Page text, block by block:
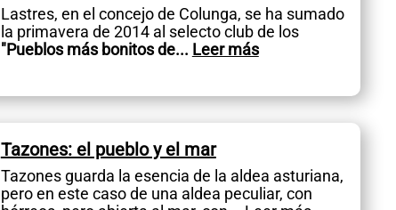
Lastres, en el concejo de Colunga, se ha sumado
la primavera de 2014 al selecto club de los
"Pueblos más bonitos de... Leer más
Tazones: el pueblo y el mar
Tazones guarda la esencia de la aldea asturiana,
pero en este caso de una aldea peculiar, con